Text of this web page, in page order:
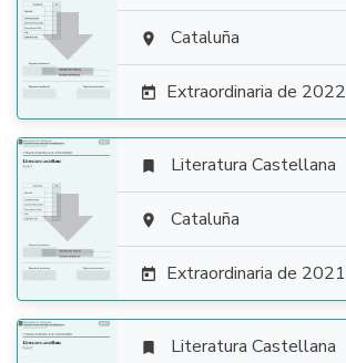
  Cataluña
 Extraordinaria de 2022

 Literatura Castellana
 Cataluña
 Extraordinaria de 2021
 Literatura Castellana